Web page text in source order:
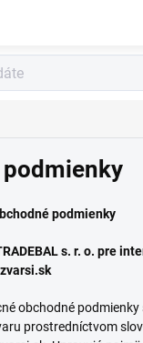
podmienky
s. r. o. pre
obchodné
prostredníctvom